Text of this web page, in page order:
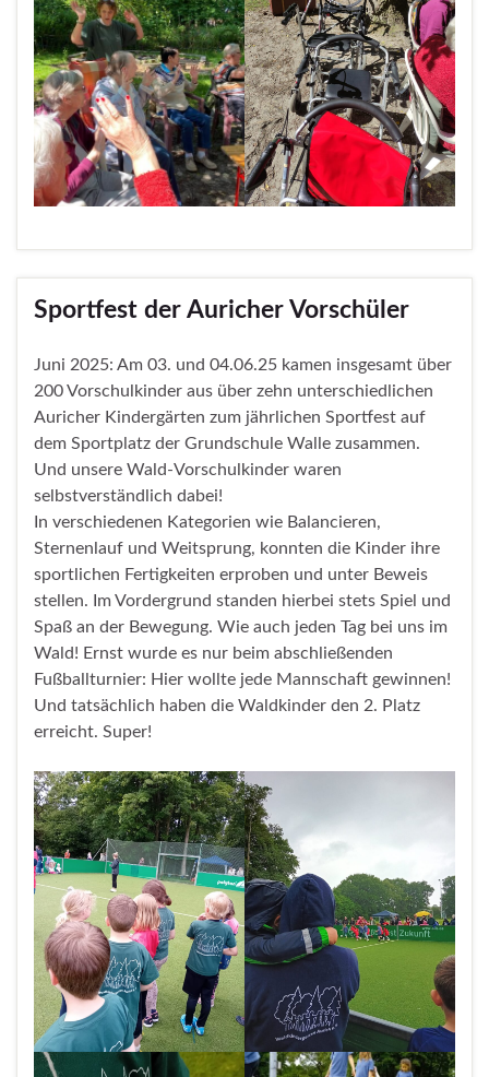
Sportfest der Auricher Vorschüler
Juni 2025: Am 03. und 04.06.25 kamen insgesamt über
200 Vorschulkinder aus über zehn unterschiedlichen
Auricher Kindergärten zum jährlichen Sportfest auf
dem Sportplatz der Grundschule Walle zusammen.
Und unsere Wald-Vorschulkinder waren
selbstverständlich dabei!
In verschiedenen Kategorien wie Balancieren,
Sternenlauf und Weitsprung, konnten die Kinder ihre
sportlichen Fertigkeiten erproben und unter Beweis
stellen. Im Vordergrund standen hierbei stets Spiel und
Spaß an der Bewegung. Wie auch jeden Tag bei uns im
Wald! Ernst wurde es nur beim abschließenden
Fußballturnier: Hier wollte jede Mannschaft gewinnen!
Und tatsächlich haben die Waldkinder den 2. Platz
erreicht. Super!